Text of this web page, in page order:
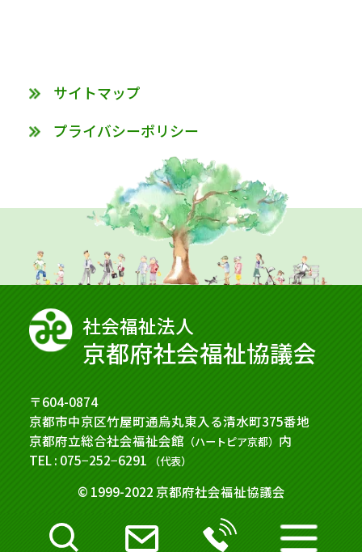
サイトマップ
プライバシーポリシー
社会福祉法⼈
京都府社会福祉協議会
〒604-0874
京都市中京区竹屋町通烏丸東入る清水町375番地
京都府立総合社会福祉会館 （ハートピア京都） 内
TEL : 075−252−6291
（代表）
© 1999-2022 京都府社会福祉協議会